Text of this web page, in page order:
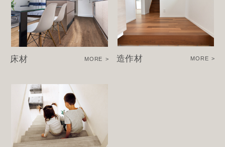
床材 MORE 造作材 MORE